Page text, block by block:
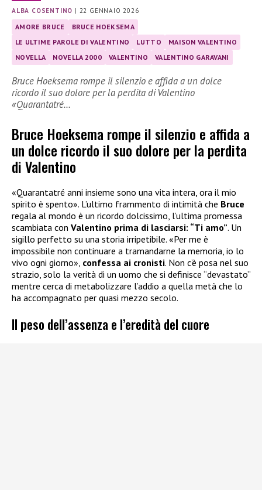
ALBA COSENTINO | 22 GENNAIO 2026
AMORE BRUCE
BRUCE HOEKSEMA
LE ULTIME PAROLE DI VALENTINO
LUTTO
MAISON VALENTINO
NOVELLA
NOVELLA 2000 VALENTINO VALENTINO GARAVANI
Bruce Hoeksema rompe il silenzio e affida a un dolce
ricordo il suo dolore per la perdita di Valentino
«Quarantatré…
Bruce Hoeksema rompe il silenzio e affida a
un dolce ricordo il suo dolore per la perdita
di Valentino
«Quarantatré anni insieme sono una vita intera, ora il mio
spirito è spento». L’ultimo frammento di intimità che Bruce
regala al mondo è un ricordo dolcissimo, l’ultima promessa
scambiata con Valentino prima di lasciarsi: “Ti amo”. Un
sigillo perfetto su una storia irripetibile. «Per me è
impossibile non continuare a tramandarne la memoria, io lo
vivo ogni giorno», confessa ai cronisti. Non c’è posa nel suo
strazio, solo la verità di un uomo che si definisce “devastato”
mentre cerca di metabolizzare l’addio a quella metà che lo
ha accompagnato per quasi mezzo secolo.
Il peso dell’assenza e l’eredità del cuore